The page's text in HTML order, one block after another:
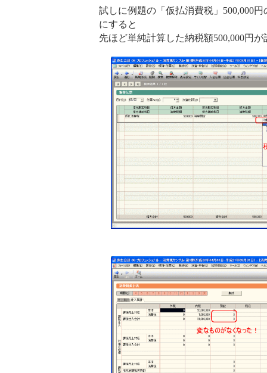
試しに例題の「仮払消費税」500,000
にすると
先ほど単純計算した納税額500,000円